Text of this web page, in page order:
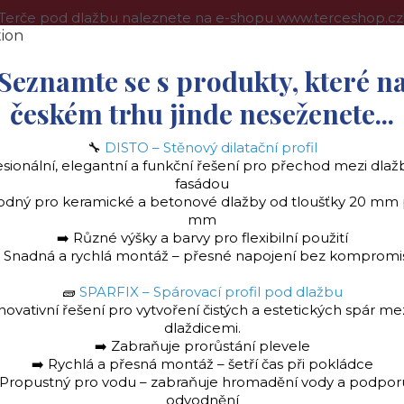
pod dlažbu naleznete na e-shopu
Hledat
Stěnový dilatační profil "DISTO"
lišty do lepidla Balkonová lišta OKAP Roh k balkonové liště OKAP -
liště OKAP -
se s produkty, které
českém trhu jinde neseženete...
🔧 DISTO – Stěnový dilatační profil
elegantní a funkční řešení pro přechod mezi
fasádou
pro keramické a betonové dlažby od tloušťky 20 mm
mm
➡️ Různé výšky a barvy pro flexibilní použití
a rychlá montáž – přesné napojení bez
🧱 SPARFIX – Spárovací profil pod dlažbu
řešení pro vytvoření čistých a estetických spár
dlaždicemi.
➡️ Zabraňuje prorůstání plevele
➡️ Rychlá a přesná montáž – šetří čas při pokládce
pro vodu – zabraňuje hromadění vody a
odvodnění